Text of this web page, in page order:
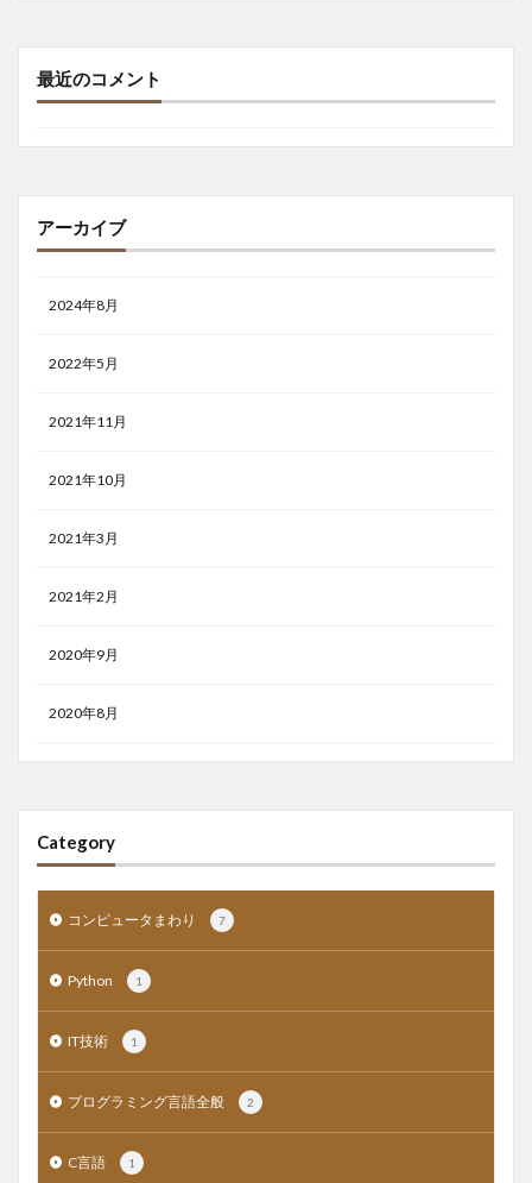
最近のコメント
アーカイブ
2024年8月
2022年5月
2021年11月
2021年10月
2021年3月
2021年2月
2020年9月
2020年8月
Category
コンピュータまわり 7
Python 1
IT技術 1
プログラミング言語全般 2
C言語 1